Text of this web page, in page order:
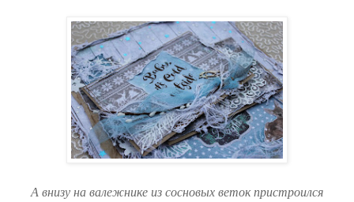
А внизу на валежнике из сосновых веток пристроился